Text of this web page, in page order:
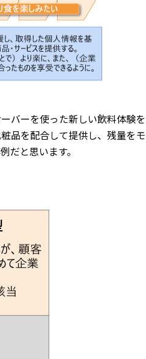
バーを使った新しい飲料体験を
品を配合して提供し、残量をモ
だと思います。